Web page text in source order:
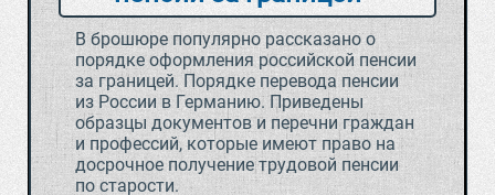
В брошюре популярно рассказано о
порядке оформления российской пенсии
за границей. Порядке перевода пенсии
из России в Германию. Приведены
образцы документов и перечни граждан
и профессий, которые имеют право на
досрочное получение трудовой пенсии
по старости.